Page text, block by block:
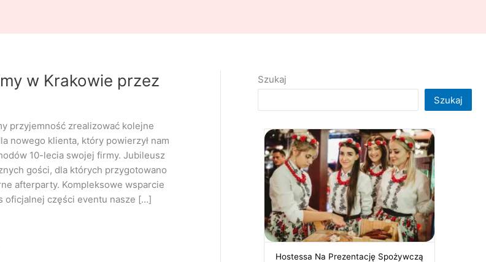
w Krakowie przez
przyjemność zrealizować kolejne
nowego klienta, który powierzył nam
10-lecia swojej firmy. Jubileusz
gości, dla których przygotowano
afterparty. Kompleksowe wsparcie
oficjalnej części eventu nasze […]
Szukaj
Szukaj
Hostessa Na Prezentację Spożywczą